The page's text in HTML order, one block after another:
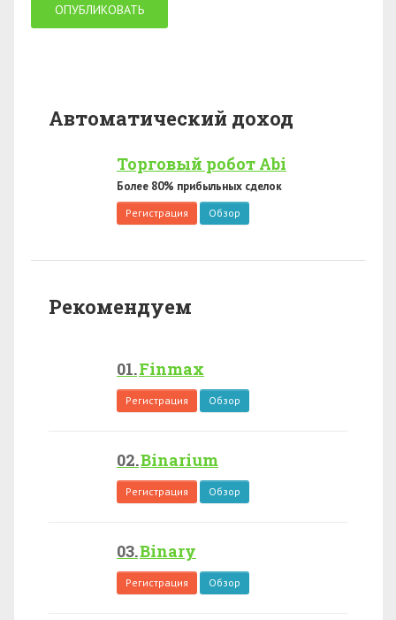
Автоматический доход
Торговый робот Abi
Более 80% прибыльных сделок
Регистрация Обзор
Рекомендуем
Finmax
Регистрация Обзор
Binarium
Регистрация Обзор
Binary
Регистрация Обзор